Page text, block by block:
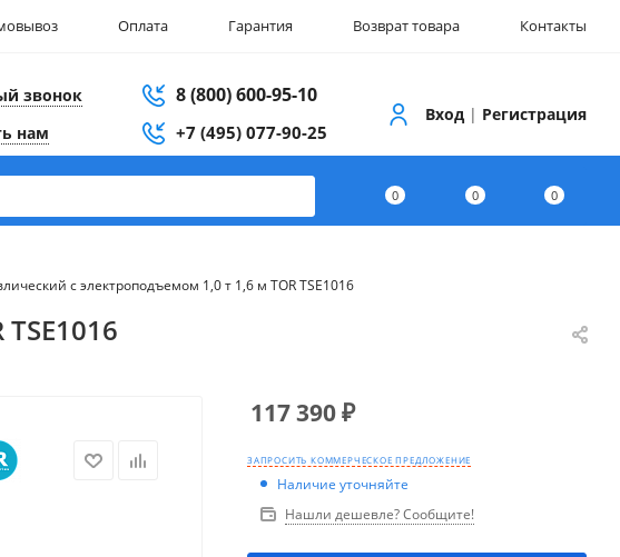
Оплата Гарантия Возврат товара Контакты
звонок
нам
8 (800) 600-95-10
+7 (495) 077-90-25
Вход | Регистрация
0 0 0
с электроподъемом 1,0 т 1,6 м TOR TSE1016
117 390₽
ЗАПРОСИТЬ КОММЕРЧЕСКОЕ ПРЕДЛОЖЕНИЕ
Наличие уточняйте
Нашли дешевле? Сообщите!